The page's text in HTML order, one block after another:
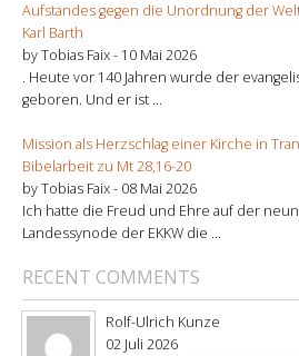
Aufstandes gegen die Unordnung der
Karl Barth
by Tobias Faix - 10 Mai 2026
. Heute vor 140 Jahren wurde der
geboren. Und er ist ...
Mission als Herzschlag einer Kirche in
Bibelarbeit zu Mt 28,16-20
by Tobias Faix - 08 Mai 2026
Ich hatte die Freud und Ehre auf der
Landessynode der EKKW die ...
RECENT COMMENTS
Rolf-Ulrich Kunze
02 Juli 2026